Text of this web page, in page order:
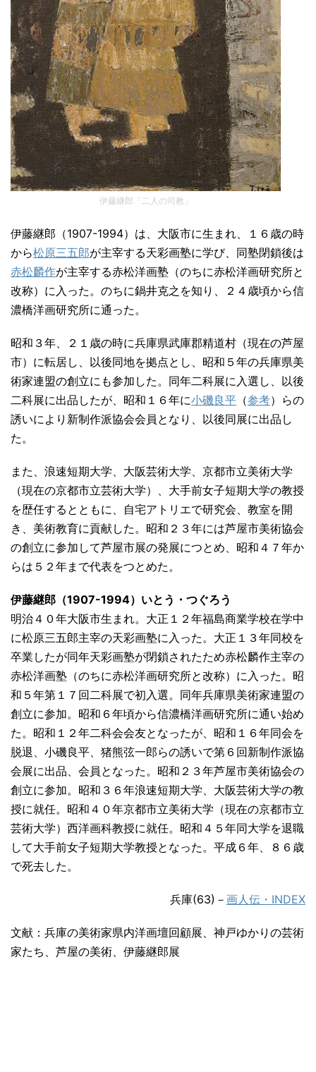
伊藤継郎「二人の司教」
伊藤継郎（1907-1994）は、大阪市に生まれ、１６歳の時
から松原三五郎が主宰する天彩画塾に学び、同塾閉鎖後は
赤松麟作が主宰する赤松洋画塾（のちに赤松洋画研究所と
改称）に入った。のちに鍋井克之を知り、２４歳頃から信
濃橋洋画研究所に通った。
昭和３年、２１歳の時に兵庫県武庫郡精道村（現在の芦屋
市）に転居し、以後同地を拠点とし、昭和５年の兵庫県美
術家連盟の創立にも参加した。同年二科展に入選し、以後
二科展に出品したが、昭和１６年に小磯良平 （参考）らの
誘いにより新制作派協会会員となり、以後同展に出品し
た。
また、浪速短期大学、大阪芸術大学、京都市立美術大学
（現在の京都市立芸術大学）、大手前女子短期大学の教授
を歴任するとともに、自宅アトリエで研究会、教室を開
き、美術教育に貢献した。昭和２３年には芦屋市美術協会
の創立に参加して芦屋市展の発展につとめ、昭和４７年か
らは５２年まで代表をつとめた。
伊藤継郎（1907-1994）いとう・つぐろう
明治４０年大阪市生まれ。大正１２年福島商業学校在学中
に松原三五郎主宰の天彩画塾に入った。大正１３年同校を
卒業したが同年天彩画塾が閉鎖されたため赤松麟作主宰の
赤松洋画塾（のちに赤松洋画研究所と改称）に入った。昭
和５年第１７回二科展で初入選。同年兵庫県美術家連盟の
創立に参加。昭和６年頃から信濃橋洋画研究所に通い始め
た。昭和１２年二科会会友となったが、昭和１６年同会を
脱退、小磯良平、猪熊弦一郎らの誘いで第６回新制作派協
会展に出品、会員となった。昭和２３年芦屋市美術協会の
創立に参加。昭和３６年浪速短期大学、大阪芸術大学の教
授に就任。昭和４０年京都市立美術大学（現在の京都市立
芸術大学）西洋画科教授に就任。昭和４５年同大学を退職
して大手前女子短期大学教授となった。平成６年、８６歳
で死去した。
兵庫(63)－ 画人伝・INDEX
文献：兵庫の美術家県内洋画壇回顧展、神戸ゆかりの芸術
家たち、芦屋の美術、伊藤継郎展